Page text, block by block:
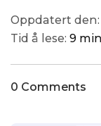
Oppdatert den:
Tid å lese: 9
0 Comments